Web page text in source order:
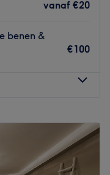
vanaf €20
benen &
€100
Gesloten
Gesloten
Gesloten